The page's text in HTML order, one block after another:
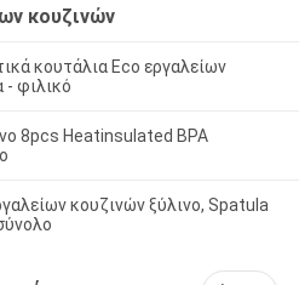
κουζινών
κουτάλια Eco εργαλείων
- φιλικό
8pcs Heatinsulated BPA
κουζινών ξύλινο, Spatula